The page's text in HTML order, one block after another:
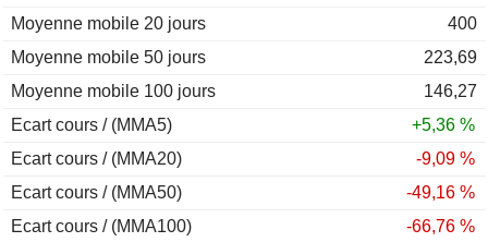
Moyenne mobile 20 jours
400
Moyenne mobile 50 jours
223,69
Moyenne mobile 100 jours
146,27
Ecart cours / (MMA5)
+5,36 %
Ecart cours / (MMA20)
-9,09 %
Ecart cours / (MMA50)
-49,16 %
Ecart cours / (MMA100)
-66,76 %
1995
+20,69 %